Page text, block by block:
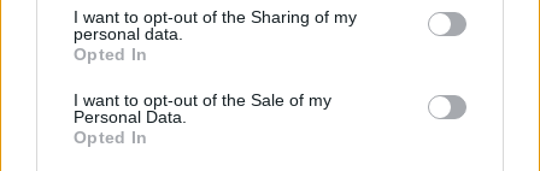
I want to opt-out of the Sharing of my
personal data.
Opted In
I want to opt-out of the Sale of my
Personal Data.
Opted In
οι οποίες έχουν αντ’ αυτού τοποθετηθεί εξ
ολοκλήρου στις πλαστικές συσκευασίες. Οι εν λόγω
απαγορεύσεις θα τεθούν σε ισχύ έως το 2030.